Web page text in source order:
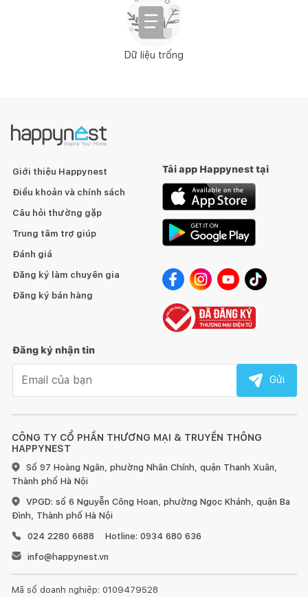
Dữ liệu trống
CÔNG TY CỔ PHẦN THƯƠNG MẠI & TRUYỀN THÔNG
HAPPYNEST
Số 97 Hoàng Ngân, phường Nhân Chính, quận Thanh Xuân,
Thành phố Hà Nội
VPGD: số 6 Nguyễn Công Hoan, phường Ngọc Khánh, quận Ba
Đình, Thành phố Hà Nội
024 2280 6688
Hotline: 0934 680 636
info@happynest.vn
Mã số doanh nghiệp: 0109479528
Giới thiệu Happynest
Điều khoản và chính sách
Câu hỏi thường gặp
Trung tâm trợ giúp
Đánh giá
Đăng ký làm chuyên gia
Đăng ký bán hàng
Tải app Happynest tại
Đăng ký nhận tin
Gửi